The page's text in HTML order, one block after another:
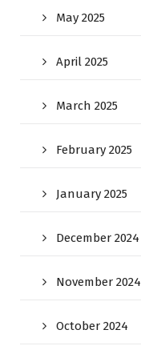
May 2025
April 2025
March 2025
February 2025
January 2025
December 2024
November 2024
October 2024